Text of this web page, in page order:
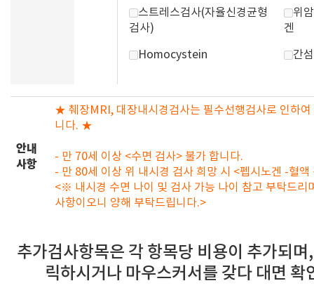
스트레스검사(자율신경균형
검사)
위
겐
Homocystein 간
안내
사항
★ 췌장MRI, 대장내시경검사는 필수선행검사로 인하
니다. ★
- 만 70세 이상 <수면 검사> 불가 합니다.
- 만 80세 이상 위 내시경 검사 희망 시 <펩시노겐 -혈
<※ 내시경 수면 나이 및 검사 가능 나이 참고 부탁드리
사항이오니 양해 부탁드립니다.>
추가검사항목은 각 항목당 비용이 추가되
릭하시거나 마우스커서를 갖다 대면 확